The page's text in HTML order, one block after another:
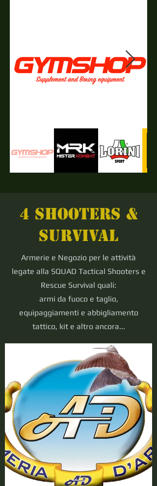
4 shooters &
survival
Armerie e Negozio per le attività
legate alla SQUAD Tactical Shooters e
Rescue Survival quali:
armi da fuoco e taglio,
equipaggiamenti e abbigliamento
tattico, kit e altro ancora...